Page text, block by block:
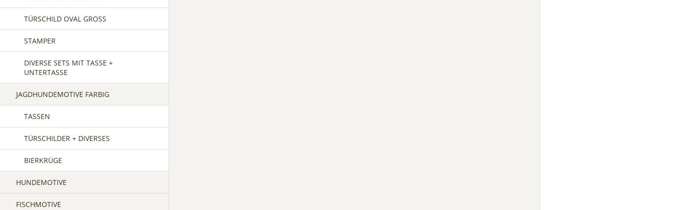
TÜRSCHILD OVAL GROSS
STAMPER
DIVERSE SETS MIT TASSE +
UNTERTASSE
JAGDHUNDEMOTIVE FARBIG
TASSEN
TÜRSCHILDER + DIVERSES
BIERKRÜGE
HUNDEMOTIVE
FISCHMOTIVE